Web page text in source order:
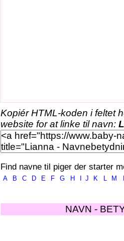
Kopiér HTML-koden i feltet
website for at linke til navn:
Find navne til piger der starter
A B C D E F G H J K L M
NAVN -